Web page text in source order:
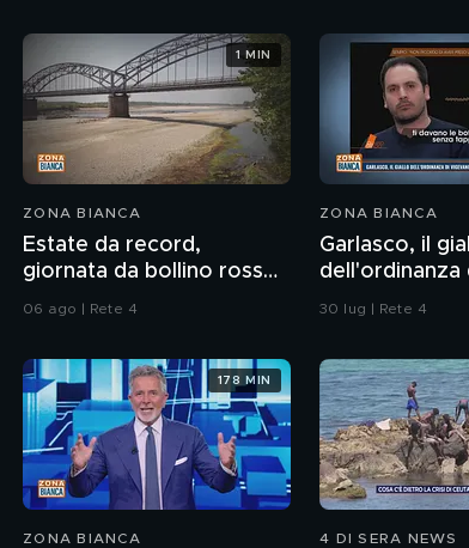
ZONA BIANCA
Estate da record,
giornata da bollino rosso
in 27 città
06 ago | Rete 4
1 MIN
ZONA BIANCA
Garlasco, il
dell'ordinanza
sulle bottiglie
30 lug | Rete 4
ZONA BIANCA
178 MIN
4 DI SERA NEWS